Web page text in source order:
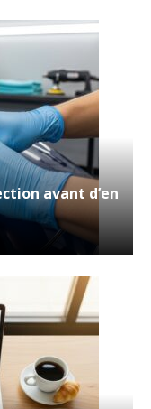
avant d’en